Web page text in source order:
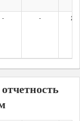
- -